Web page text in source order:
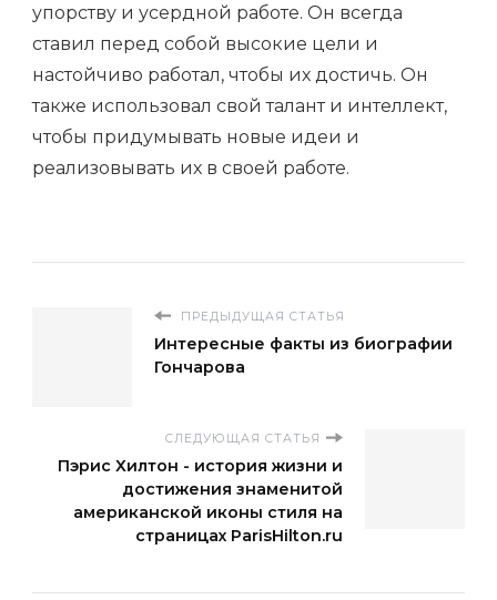
упорству и усердной работе. Он всегда
ставил перед собой высокие цели и
настойчиво работал, чтобы их достичь. Он
также использовал свой талант и интеллект,
чтобы придумывать новые идеи и
реализовывать их в своей работе.
ПРЕДЫДУЩАЯ СТАТЬЯ
Интересные факты из биографии
Гончарова
СЛЕДУЮЩАЯ СТАТЬЯ
Пэрис Хилтон - история жизни и
достижения знаменитой
американской иконы стиля на
страницах ParisHilton.ru